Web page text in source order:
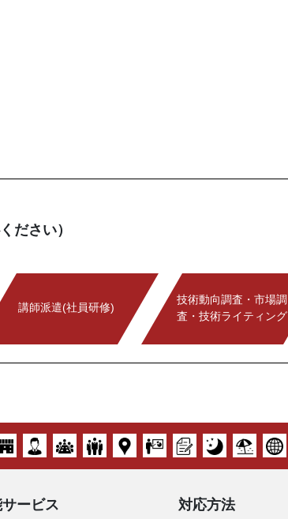
ださい）
講師派遣(社員研修)
技術動向調査・市場調
査・技術ライティング
ービス 対応方法